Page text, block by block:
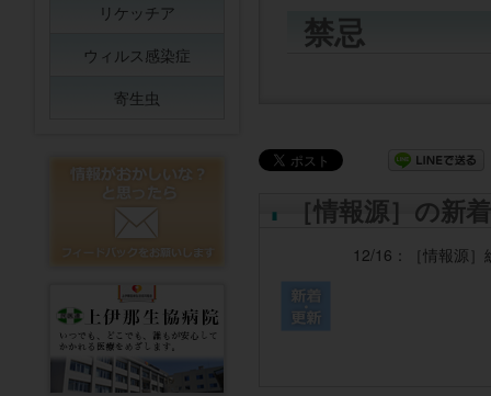
禁忌
［情報源］の新
12/16： ［情報源］
リケッチア
ウィルス感染症
寄生虫